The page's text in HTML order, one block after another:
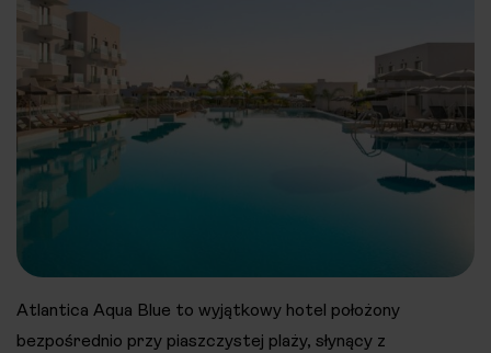
Atlantica Aqua Blue to wyjątkowy hotel położony
bezpośrednio przy piaszczystej plaży, słynący z